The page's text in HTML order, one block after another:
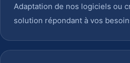
Adaptation de nos logiciels ou
solution répondant à vos